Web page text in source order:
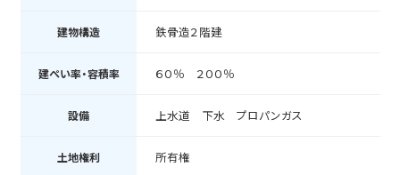
建物構造 鉄骨造２階建
建ぺい率・容積率 ６０％ ２００％
設備 上水道 下水 プロパンガス
土地権利 所有権